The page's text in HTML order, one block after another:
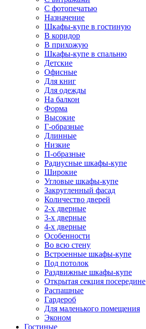
С фотопечатью
Назначение
Шкафы-купе в гостиную
В коридор
В прихожую
Шкафы-купе в спальню
Детские
Офисные
Для книг
Для одежды
На балкон
Форма
Высокие
Г-образные
Длинные
Низкие
П-образные
Радиусные шкафы-купе
Широкие
Угловые шкафы-купе
Закругленный фасад
Количество дверей
2-х дверные
3-х дверные
4-х дверные
Особенности
Во всю стену
Встроенные шкафы-купе
Под потолок
Раздвижные шкафы-купе
Открытая секция посередине
Распашные
Гардероб
Для маленького помещения
Эконом
Гостиные